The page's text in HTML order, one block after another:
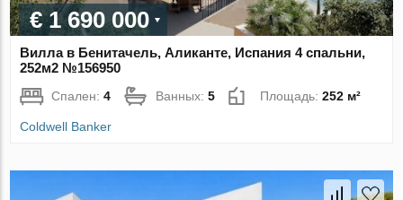
€ 1 690 000
Вилла в Бенитачель, Аликанте, Испания 4 спальни,
252м2 №156950
Спален:4 Ванных:5 Площадь:252 м²
Coldwell Banker